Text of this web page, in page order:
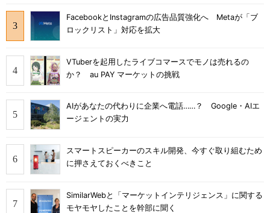
FacebookとInstagramの広告品質強化へ Metaが「ブ
ロックリスト」対応を拡大
VTuberを起用したライブコマースでモノは売れるの
か？ au PAY マーケットの挑戦
AIがあなたの代わりに企業へ電話……？ Google・AIエ
ージェントの実力
スマートスピーカーのスキル開発、今すぐ取り組むため
に押さえておくべきこと
SimilarWebと「マーケットインテリジェンス」に関する
モヤモヤしたことを幹部に聞く